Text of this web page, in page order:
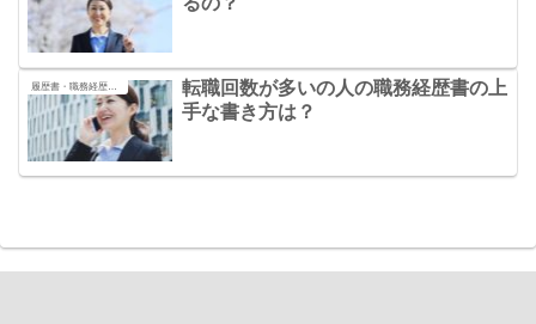
転職回数が多いの人の職務経歴書の上
手な書き方は？